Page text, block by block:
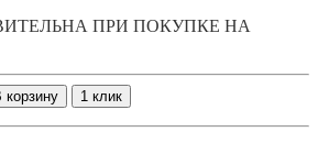
ПРИ ПОКУПКЕ НА
корзину 1 клик